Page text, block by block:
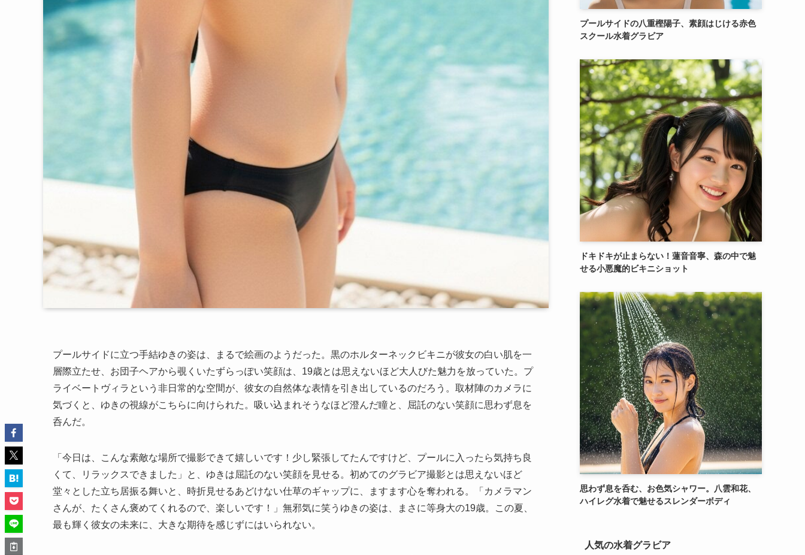
プールサイドに立つ手結ゆきの姿は、まるで絵画のようだった。黒のホルターネックビキニが彼女の白い肌を一
層際立たせ、お団子ヘアから覗くいたずらっぽい笑顔は、19歳とは思えないほど大人びた魅力を放っていた。プ
ライベートヴィラという非日常的な空間が、彼女の自然体な表情を引き出しているのだろう。取材陣のカメラに
気づくと、ゆきの視線がこちらに向けられた。吸い込まれそうなほど澄んだ瞳と、屈託のない笑顔に思わず息を
呑んだ。
「今日は、こんな素敵な場所で撮影できて嬉しいです！少し緊張してたんですけど、プールに入ったら気持ち良
くて、リラックスできました」と、ゆきは屈託のない笑顔を見せる。初めてのグラビア撮影とは思えないほど
堂々とした立ち居振る舞いと、時折見せるあどけない仕草のギャップに、ますます心を奪われる。「カメラマン
さんが、たくさん褒めてくれるので、楽しいです！」無邪気に笑うゆきの姿は、まさに等身大の19歳。この夏、
最も輝く彼女の未来に、大きな期待を感じずにはいられない。
プールサイドの八重樫陽子、素顔はじける赤色
スクール水着グラビア
ドキドキが止まらない！蓮音音寧、森の中で魅
せる小悪魔的ビキニショット
思わず息を呑む、お色気シャワー。八雲和花、
ハイレグ水着で魅せるスレンダーボディ
人気の水着グラビア